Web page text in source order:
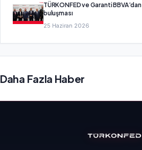
TÜRKONFED ve Garanti BBVA’dan Ankara’da ikiz dönüşüm
buluşması
25 Haziran 2026
Daha Fazla Haber